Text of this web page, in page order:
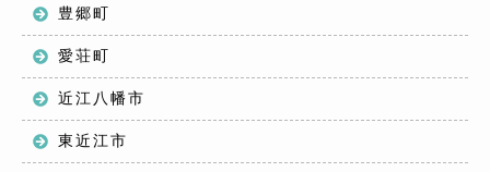
豊郷町
愛荘町
近江八幡市
東近江市